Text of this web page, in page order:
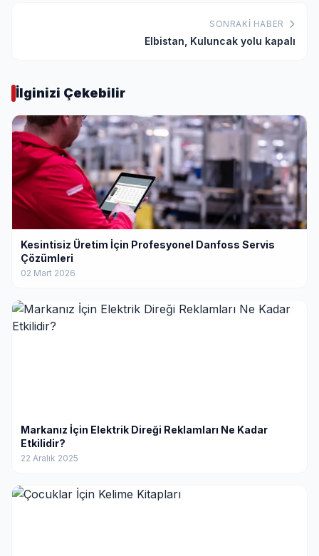
SONRAKI HABER
Elbistan, Kuluncak yolu kapalı
İlginizi Çekebilir
Kesintisiz Üretim İçin Profesyonel Danfoss Servis
Çözümleri
02 Mart 2026
Markanız İçin Elektrik Direği Reklamları Ne Kadar
Etkilidir?
22 Aralık 2025